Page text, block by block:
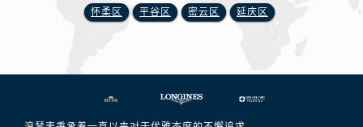
怀柔区 平谷区 密云区 延庆区